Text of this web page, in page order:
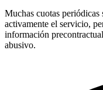
Muchas cuotas periódicas
activamente el servicio,
información
abusivo.